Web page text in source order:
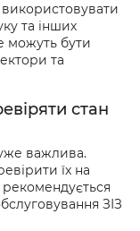
використовувати
та інших
можуть бути
та
стан
важлива.
їх на
ЗІЗ